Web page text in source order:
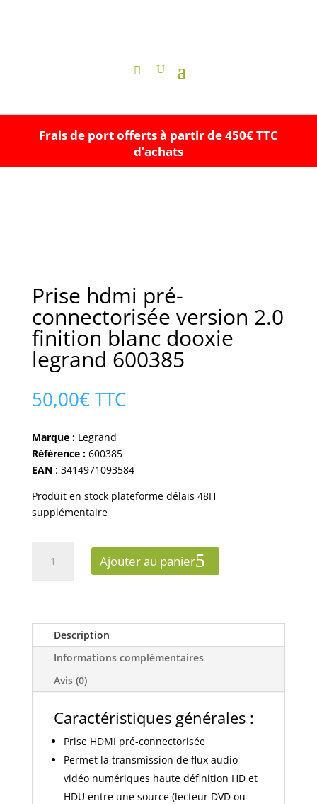
Frais de port offerts à partir de 450€ TTC
d’achats
Prise hdmi pré-
connectorisée version 2.0
finition blanc dooxie
legrand 600385
50,00€ TTC
Marque :Legrand
Référence :600385
EAN: 3414971093584
Produit en stock plateforme délais 48H
supplémentaire
connectorisée
version
finition
blanc
dooxie
legrand
600385
Ajouter au panier
Description
Informations complémentaires
Avis (0)
Caractéristiques générales :
Prise HDMI pré-connectorisée
Permet la transmission de flux audio
vidéo numériques haute définition HD et
HDU entre une source (lecteur DVD ou